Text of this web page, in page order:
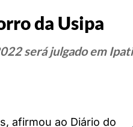
da Usipa
será julgado em
afirmou ao Diário do